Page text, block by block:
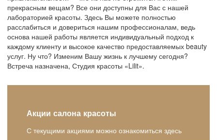
прекрасным вещам? Все они доступны для Вас с нашей
лабораторией красоты. Здесь Вы можете полностью
расслабиться и довериться нашим профессионалам, ведь
основа нашей работы является индивидуальный подход к
каждому клиенту и высокое качество предоставляемых beauty
услуг. Ну что? Изменим Вашу жизнь к лучшему сегодня?
Встреча назначена, Студия красоты «Lilit».
Акции салона красоты
С текущими акциями можно ознакомиться здесь